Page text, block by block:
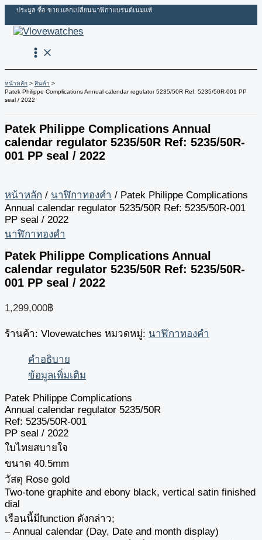
Skip
content
ประมูล ซื้อ ขาย แลกเปลี่ยนนาฬิกาแบรนด์เนมแท้
หน้าหลัก
สินค้า
Patek Philippe Complications Annual calendar regulator 5235/50R Ref: 5235/50R-001 PP
seal / 2022
Patek Philippe Complications Annual
calendar regulator 5235/50R Ref: 5235/50R-
001 PP seal / 2022
หน้าหลัก / นาฬิกาทองคำ / Patek Philippe Complications
Annual calendar regulator 5235/50R Ref: 5235/50R-001
PP seal / 2022
นาฬิกาทองคำ
Patek Philippe Complications Annual
calendar regulator 5235/50R Ref: 5235/50R-
001 PP seal / 2022
1,299,000฿
ร้านค้า: Vlovewatches หมวดหมู่: นาฬิกาทองคำ
คำอธิบาย
ข้อมูลเพิ่มเติม
Patek Philippe Complications
Annual calendar regulator 5235/50R
Ref: 5235/50R-001
PP seal / 2022
ใบไทยสบายใจ
ขนาด 40.5mm
วัสดุ Rose gold
Two-tone graphite and ebony black, vertical satin finished
dial
เรือนนี้มีfunction ดังกล่าว;
– Annual calendar (Day, Date and month display)